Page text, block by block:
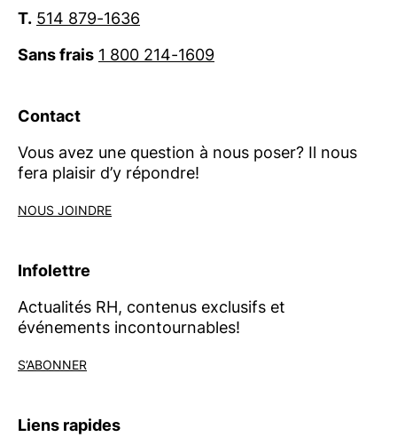
T. 514 879-1636
Sans frais 1 800 214-1609
Contact
Vous avez une question à nous poser? Il nous
fera plaisir d’y répondre!
NOUS JOINDRE
Infolettre
Actualités RH, contenus exclusifs et
événements incontournables!
S’ABONNER
Liens rapides